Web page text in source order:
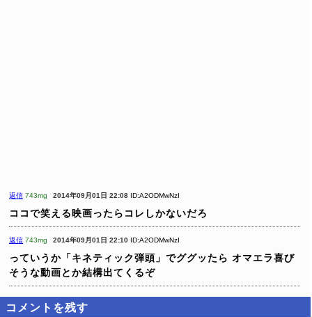
返信 743mg 2014年09月01日 22:08 ID:A2ODMwNzI
ココで笑える映画ったらコレしかないだろ
返信 743mg 2014年09月01日 22:10 ID:A2ODMwNzI
っていうか「キネティック弾頭」でググッたら オマエラ喜び
そうな動画とか結構出てくるぞ
コメントを残す